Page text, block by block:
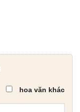
hoa văn khác